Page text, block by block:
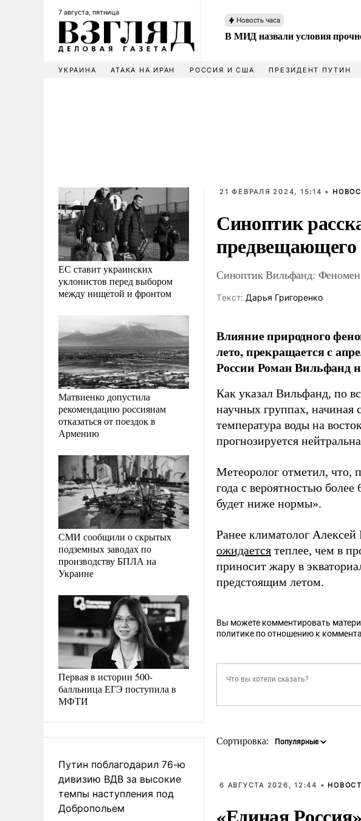
7 августа, пятница
Новость часа
В МИД назвали условия
УКРАИНА АТАКА НА ИРАН РОССИЯ И США ПРЕЗИДЕНТ ПУТИН
ЕС ставит украинских
уклонистов перед выбором
между нищетой и фронтом
Матвиенко допустила
рекомендацию россиянам
отказаться от поездок в
Армению
СМИ сообщили о скрытых
подземных заводах по
производству БПЛА на
Украине
Первая в истории 500-
балльница ЕГЭ поступила в
МФТИ
Путин поблагодарил 76-ю
дивизию ВДВ за высокие
темпы наступления под
Добропольем
21 ФЕВРАЛЯ 2024, 15:14 •
Синоптик
предвещающего
Синоптик Вильфанд: Феномен
Tекст: Дарья Григоренко
Влияние природного
лето, прекращается с
России Роман Вильфанд
Как указал Вильфанд, по
научных группах, начиная
температура воды на
прогнозируется
Метеоролог отметил, что,
года с вероятностью
будет ниже нормы».
Ранее климатолог Алексей
ожидается теплее, чем в
приносит жару в
предстоящим летом.
Вы можете комментировать
политике по отношению к
Сортировка:
6 АВГУСТА 2026, 12:44 •